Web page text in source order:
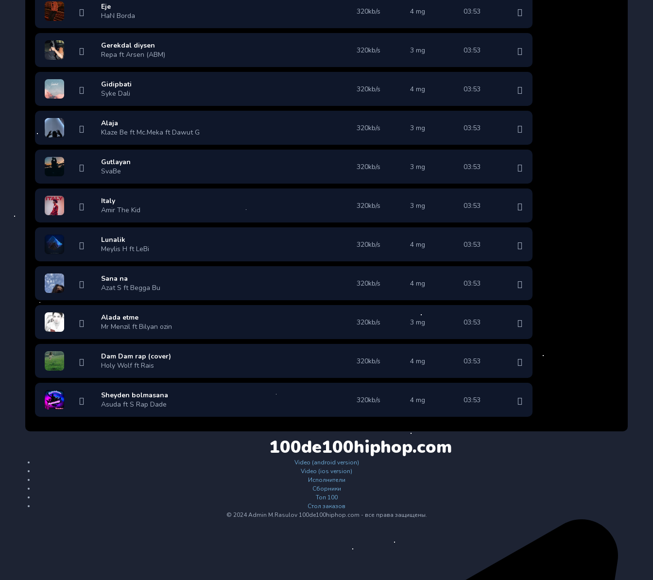
Eje
HaN Borda
320kb/s 4 mg 03:53
Gerekdal diysen
Repa ft Arsen (ABM)
320kb/s 3 mg 03:53
Gidipbati
Syke Dali
320kb/s 4 mg 03:53
Alaja
Klaze Be ft Mc.Meka ft Dawut G
320kb/s 3 mg 03:53
Gutlayan
SvaBe
320kb/s 3 mg 03:53
Italy
Amir The Kid
320kb/s 3 mg 03:53
Lunalik
Meylis H ft LeBi
320kb/s 4 mg 03:53
Sana na
Azat S ft Begga Bu
320kb/s 4 mg 03:53
Alada etme
Mr Menzil ft Bilyan ozin
320kb/s 3 mg 03:53
Dam Dam rap (cover)
Holy Wolf ft Rais
320kb/s 4 mg 03:53
Sheyden bolmasana
Asuda ft S Rap Dade
320kb/s 4 mg 03:53
100de100hiphop.com
Video (android version)
Video (ios version)
Исполнители
Сборники
Топ 100
Стол заказов
© 2024 Admin M.Rasulov 100de100hiphop.com - все права защищены.